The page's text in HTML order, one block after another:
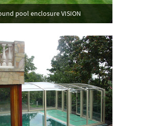
pool enclosure VISION